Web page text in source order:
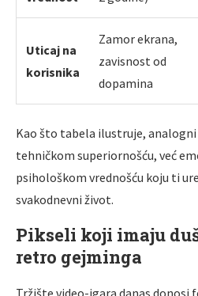
Uticaj na
korisnika
Zamor ekrana,
zavisnost od
dopamina
Kao što tabela ilustruje,
tehničkom superiornošću, već
psihološkom vrednošću koju ti
svakodnevni život.
Pikseli koji imaju
retro gejminga
Tržište video-igara danas